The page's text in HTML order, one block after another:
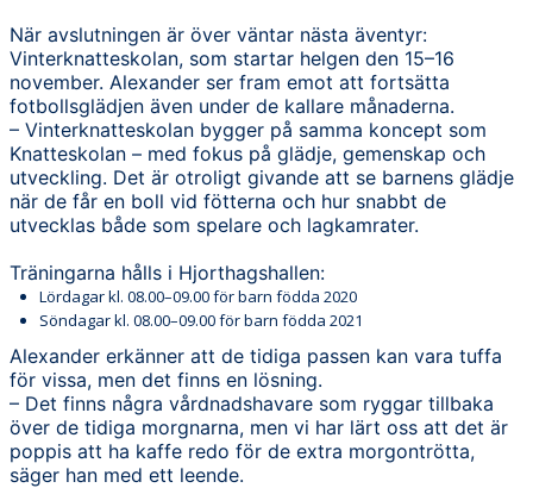
När avslutningen är över väntar nästa äventyr:
Vinterknatteskolan, som startar helgen den 15–16
november. Alexander ser fram emot att fortsätta
fotbollsglädjen även under de kallare månaderna.
– Vinterknatteskolan bygger på samma koncept som
Knatteskolan – med fokus på glädje, gemenskap och
utveckling. Det är otroligt givande att se barnens glädje
när de får en boll vid fötterna och hur snabbt de
utvecklas både som spelare och lagkamrater.
Träningarna hålls i Hjorthagshallen:
Lördagar kl. 08.00–09.00 för barn födda 2020
Söndagar kl. 08.00–09.00 för barn födda 2021
Alexander erkänner att de tidiga passen kan vara tuffa
för vissa, men det finns en lösning.
– Det finns några vårdnadshavare som ryggar tillbaka
över de tidiga morgnarna, men vi har lärt oss att det är
poppis att ha kaffe redo för de extra morgontrötta,
säger han med ett leende.